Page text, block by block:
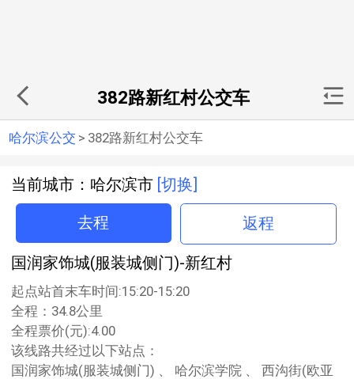
382路新红村公交车
哈尔滨公交 > 382路新红村公交车
当前城市：哈尔滨市 [切换]
去程 返程
国润家饰城(服装城侧门)-新红村
起点站首末车时间:15:20-15:20
全程：34.8公里
全程票价(元):4.00
该线路共经过以下站点：
国润家饰城(服装城侧门) 、 哈尔滨学院 、 西沟街(欧亚